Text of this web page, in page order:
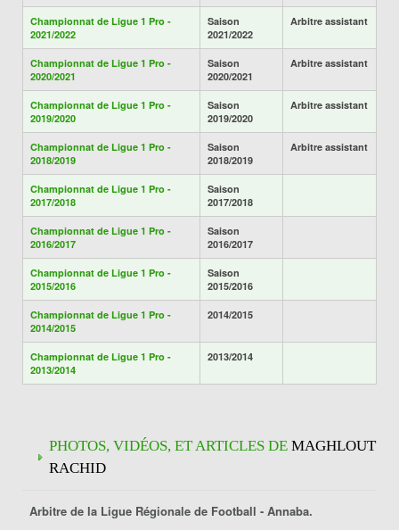
Championnat de Ligue 1 Pro -
2021/2022
Saison
2021/2022
Arbitre assistant
Championnat de Ligue 1 Pro -
2020/2021
Saison
2020/2021
Arbitre assistant
Championnat de Ligue 1 Pro -
2019/2020
Saison
2019/2020
Arbitre assistant
Championnat de Ligue 1 Pro -
2018/2019
Saison
2018/2019
Arbitre assistant
Championnat de Ligue 1 Pro -
2017/2018
Saison
2017/2018
Championnat de Ligue 1 Pro -
2016/2017
Saison
2016/2017
Championnat de Ligue 1 Pro -
2015/2016
Saison
2015/2016
Championnat de Ligue 1 Pro -
2014/2015
2014/2015
Championnat de Ligue 1 Pro -
2013/2014
2013/2014
PHOTOS, VIDÉOS, ET ARTICLES DE MAGHLOUT
RACHID
Arbitre de la Ligue Régionale de Football - Annaba.